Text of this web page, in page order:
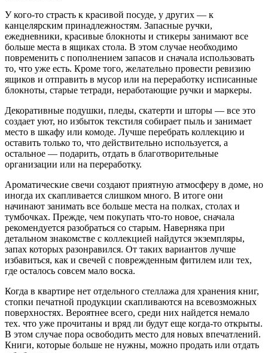
У кого-то страсть к красивой посуде, у других — к
канцелярским принадлежностям. Запасные ручки,
ежедневники, красивые блокноты и стикеры занимают все
больше места в ящиках стола. В этом случае необходимо
повременить с пополнением запасов и сначала использовать
то, что уже есть. Кроме того, желательно провести ревизию
ящиков и отправить в мусор или на переработку исписанные
блокноты, старые тетради, неработающие ручки и маркеры.
Декоративные подушки, пледы, скатерти и шторы — все это
создает уют, но избыток текстиля собирает пыль и занимает
место в шкафу или комоде. Лучше перебрать коллекцию и
оставить только то, что действительно используется, а
остальное — подарить, отдать в благотворительные
организации или на переработку.
Ароматические свечи создают приятную атмосферу в доме, но
иногда их скапливается слишком много. В итоге они
начинают занимать все больше места на полках, столах и
тумбочках. Прежде, чем покупать что-то новое, сначала
рекомендуется разобраться со старым. Наверняка при
детальном знакомстве с коллекцией найдутся экземпляры,
запах которых разонравился. От таких вариантов лучше
избавиться, как и свечей с поврежденным фитилем или тех,
где осталось совсем мало воска.
Когда в квартире нет отдельного стеллажа для хранения книг,
стопки печатной продукции скапливаются на всевозможных
поверхностях. Вероятнее всего, среди них найдется немало
тех. что уже прочитаны и вряд ли будут еще когда-то открыты.
В этом случае пора освободить место для новых впечатлений.
Книги, которые больше не нужны, можно продать или отдать